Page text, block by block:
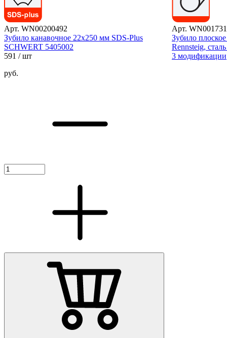
Арт. WN00200492
Зубило канавочное 22х250 мм SDS-Plus
SCHWERT 5405002
591 / шт
руб.
Арт.
Зубило
Rennsteig,
3 модификации